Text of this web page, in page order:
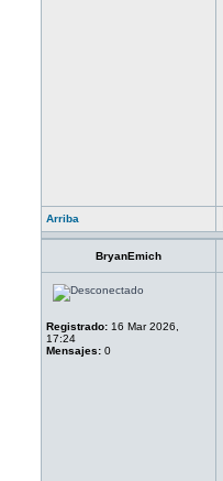
Arriba
BryanEmich
Registrado: 16 Mar 2026,
17:24
Mensajes: 0